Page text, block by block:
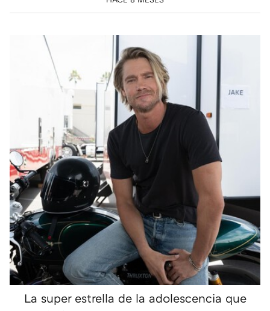
La super estrella de la adolescencia que